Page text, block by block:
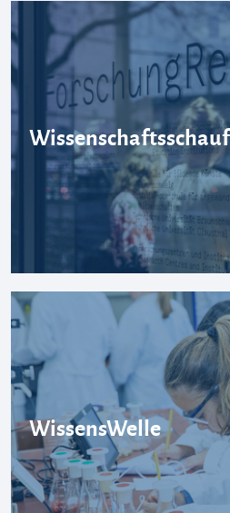
WissensWelle